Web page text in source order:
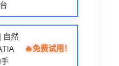
自然
🔥免费试用！